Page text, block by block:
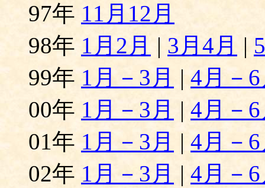
97年 11月12月
98年 1月2月 | 3月4月 |
99年 1月－3月 | 4月－
00年 1月－3月 | 4月－
01年 1月－3月 | 4月－
02年 1月－3月 | 4月－